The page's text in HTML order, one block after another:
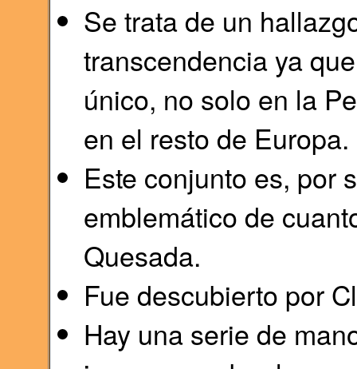
Se trata de un
transcendencia ya
único, no solo en la
en el resto de Europa.
Este conjunto es, por
emblemático de
Quesada.
Fue descubierto por
Hay una serie de